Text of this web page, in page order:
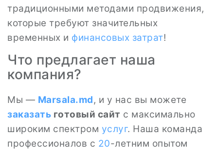
традиционными методами продвижения,
которые требуют значительных
временных и финансовых затрат!
Что предлагает наша
компания?
Мы — Marsala.md, и у нас вы можете
заказать готовый сайт с максимально
широким спектром услуг. Наша команда
профессионалов с 20-летним опытом